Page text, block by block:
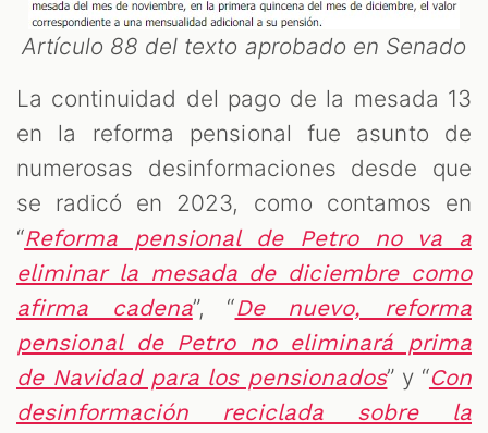
Artículo 88 del texto aprobado en Senado
La continuidad del pago de la mesada 13
en la reforma pensional fue asunto de
numerosas desinformaciones desde que
se radicó en 2023, como contamos en
“Reforma pensional de Petro no va a
eliminar la mesada de diciembre como
afirma cadena”, “De nuevo, reforma
pensional de Petro no eliminará prima
de Navidad para los pensionados” y “Con
desinformación reciclada sobre la